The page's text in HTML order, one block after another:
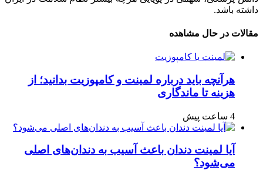
داشته باشد.
مقالات در حال مشاهده
هرآنچه باید درباره لمینت و کامپوزیت بدانید؛ از
هزینه تا ماندگاری
4 ساعت پیش
آیا لمینت دندان باعث آسیب به دندان‌های اصلی
می‌شود؟